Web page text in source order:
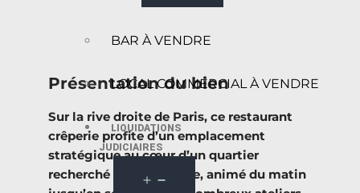
BAR À VENDRE
LOCAL COMMERCIAL À VENDRE
LIQUIDATIONS
JUDICIAIRES
Présentation du bien
Sur la rive droite de Paris, ce restaurant
crêperie profite d’un emplacement
stratégique au cœur d’un quartier
recherché et dynamique, animé du matin